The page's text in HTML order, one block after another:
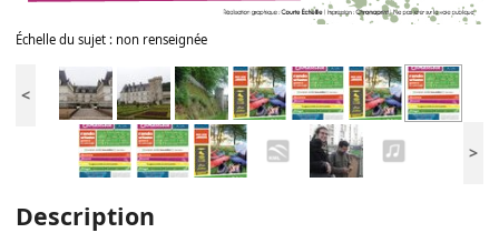
Échelle du sujet : non renseignée
<
>
Description